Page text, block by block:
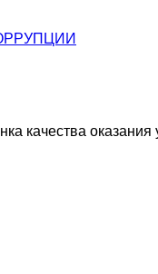
качества оказания